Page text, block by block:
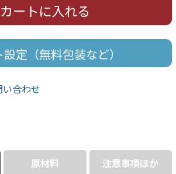
カートに入れる
定（無料包装など）
合わせ
原材料 注意事項ほか